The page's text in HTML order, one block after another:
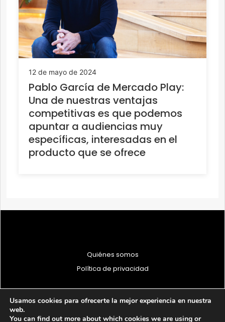
12 de mayo de 2024
Pablo García de Mercado Play:
Una de nuestras ventajas
competitivas es que podemos
apuntar a audiencias muy
específicas, interesadas en el
producto que se ofrece
Quiénes somos
Política de privacidad
Usamos cookies para ofrecerte la mejor experiencia en nuestra
web.
You can find out more about which cookies we are using or